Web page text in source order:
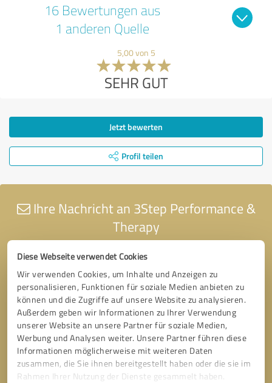
Diese Webseite verwendet Cookies
Wir verwenden Cookies, um Inhalte und Anzeigen zu
personalisieren, Funktionen für soziale Medien anbieten zu
können und die Zugriffe auf unsere Website zu analysieren.
Außerdem geben wir Informationen zu Ihrer Verwendung
unserer Website an unsere Partner für soziale Medien,
Werbung und Analysen weiter. Unsere Partner führen diese
Informationen möglicherweise mit weiteren Daten
zusammen, die Sie ihnen bereitgestellt haben oder die sie im
Rahmen Ihrer Nutzung der Dienste gesammelt haben.
16 Bewertungen aus
1 anderen Quelle
5,00 von 5
SEHR GUT
Jetzt bewerten
Profil teilen
Ihre Nachricht an 3Step Performance &
Therapy